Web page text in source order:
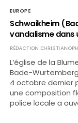
EUROPE
Schwaikheim
vandalisme dans
RÉDACTION
L’église de la
Bade-
4 octobre dernier
une composition
police locale a